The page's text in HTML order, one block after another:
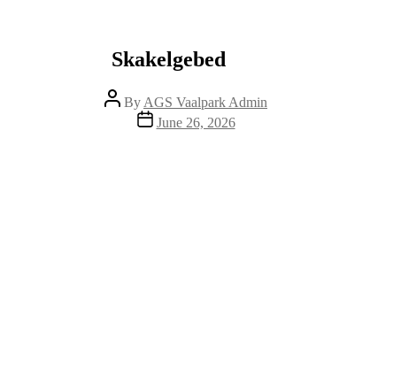
Skakelgebed
Post
author
By AGS Vaalpark Admin
Post
date
June 26, 2026